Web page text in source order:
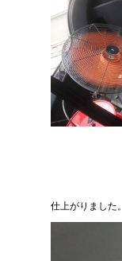
仕上がりました。